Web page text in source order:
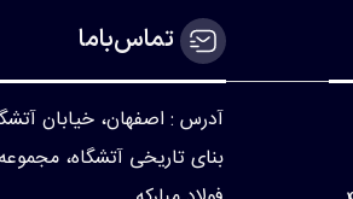
تماس‌با‌ما
آدرس : اصفهان، خیابان
بنای تاریخی آتشگاه،